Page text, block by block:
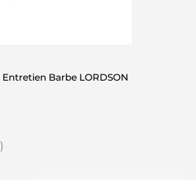
Barbe LORDSON